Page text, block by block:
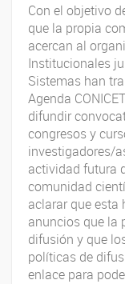
Con el objetivo
que la propia
acercan al
Institucionales
Sistemas han
Agenda
difundir
congresos y
investigadores/
actividad futura
comunidad
aclarar que esta
anuncios que la
difusión y que
políticas de
enlace para